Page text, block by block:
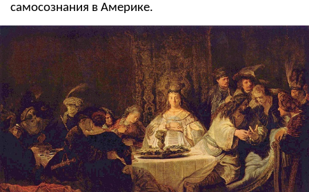
самосознания в Америке.